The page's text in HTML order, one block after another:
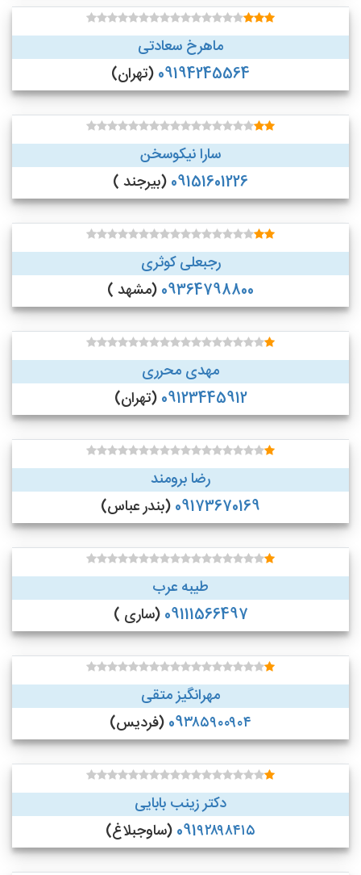
ماهرخ سعادتی
09194245564 (تهران)
سارا نیکوسخن
09151601226 (بیرجند )
رجبعلی کوثری
09364798800 (مشهد )
مهدی محرری
09123445912 (تهران)
رضا برومند
09173670169 (بندر عباس)
طیبه عرب
09111566497 (ساری )
مهرانگیز متقی
09۳۸۵۹۰۰۹۰۴ (فردیس)
دکتر زینب بابایی
091۹۲۸۹۸۴۱۵ (ساوجبلاغ)